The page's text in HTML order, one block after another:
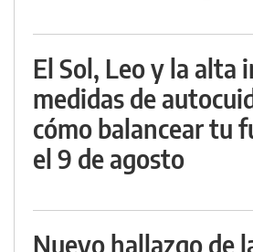
El Sol, Leo y la alta
medidas de
cómo balancear tu
el 9 de agosto
Nuevo hallazgo de